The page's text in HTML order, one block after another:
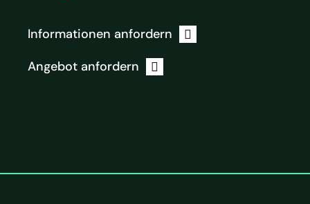
Informationen anfordern
Angebot anfordern